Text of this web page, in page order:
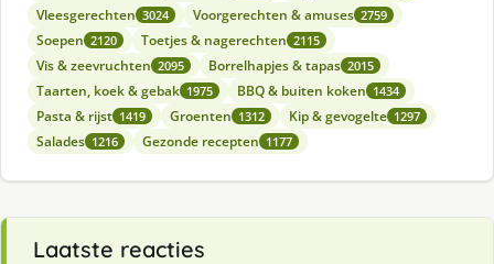
Vleesgerechten 3024 Voorgerechten & amuses 2759
Soepen 2120 Toetjes & nagerechten 2115
Vis & zeevruchten 2095 Borrelhapjes & tapas 2015
Taarten, koek & gebak 1975 BBQ & buiten koken 1434
Pasta & rijst 1419 Groenten 1312 Kip & gevogelte 1297
Salades 1216 Gezonde recepten 1177
Laatste reacties